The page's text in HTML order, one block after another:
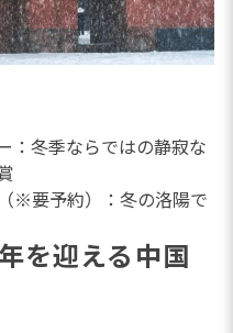
：冬季ならではの静寂な
※要予約）：冬の洛陽で
を迎える中国